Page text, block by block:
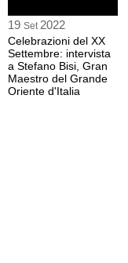
19 Set 2022
Celebrazioni del XX
Settembre: intervista
a Stefano Bisi, Gran
Maestro del Grande
Oriente d'Italia